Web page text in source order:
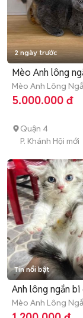
2 ngày trước
Mèo Anh lông
Mèo Anh Lông
con (dưới 3 tháng
5.000.000 đ
Quận 4
P. Khánh Hội mới
Tin nổi bật
Anh lông ngắn bi
Mèo Anh Lông
con (dưới 3 tháng